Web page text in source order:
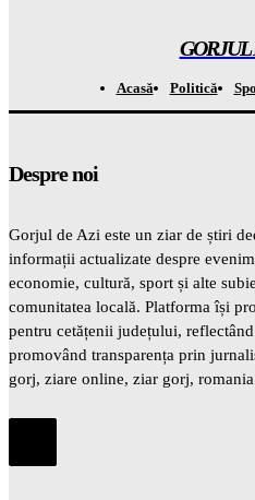
GORJUL
Acasă Politică
Despre noi
Gorjul de Azi este un ziar de știri
informații actualizate despre
economie, cultură, sport și alte
comunitatea locală. Platforma își
pentru cetățenii județului,
promovând transparența prin
gorj, ziare online, ziar gorj,